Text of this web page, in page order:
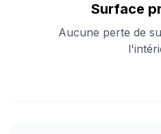
Surface
Aucune perte de